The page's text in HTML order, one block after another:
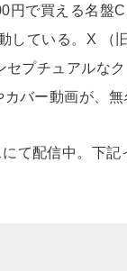
円で買える名盤
している。X （
セプチュアルな
バー動画が、無
て配信中。下